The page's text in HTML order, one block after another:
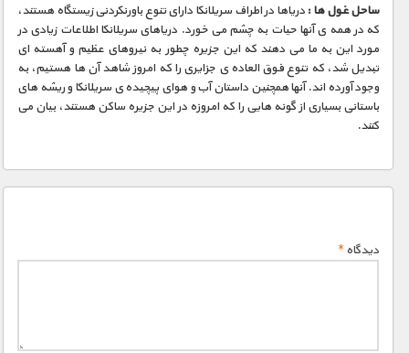
ساحل غول ها : دریاها در اطراف سریلانکا دارای تنوع باورنکردنی زیستگاه هستند،
که در همه ی آنها حیات به چشم می خورد. دریاهای سریلانکا اطلاعات زیادی در
مورد این به ما می دهند که این جزیره چطور به نیروهای عظیم و آهسته ای
تبدیل شد، که تنوع فوق العاده ی جزایری را که امروز شاهد آن ها هستیم، به
وجود آورده اند. آنها همچنین داستان آب و هوای پیچیده ی سریلانکا و ریشه های
باستانی بسیاری از گونه هایی را که امروزه در این جزیره ساکن هستند، بیان می
کنند.
دیدگاه*